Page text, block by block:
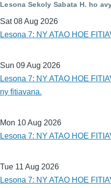
Lesona Sekoly Sabata H. ho
Sat 08 Aug 2026
Lesona 7: NY ATAO HOE
Sun 09 Aug 2026
Lesona 7: NY ATAO HOE
ny fitiavana.
Mon 10 Aug 2026
Lesona 7: NY ATAO HOE
Tue 11 Aug 2026
Lesona 7: NY ATAO HOE